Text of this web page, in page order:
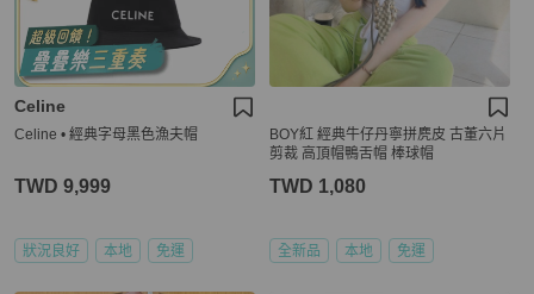
Celine
Celine • 經典字母黑色漁夫帽
TWD 9,999
狀況良好 本地 免運
BOY紅 經典牛仔丹寧拼麂皮 古董六片
剪裁 高頂帽鴨舌帽 棒球帽
TWD 1,080
全新品 本地 免運